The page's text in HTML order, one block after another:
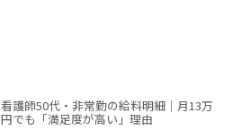
看護師50代・非常勤の給料明細｜月13万
円でも「満足度が高い」理由